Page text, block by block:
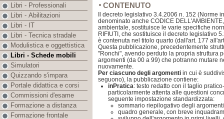
CONTENUTO
Il decreto legislativo 3.4.2006 n. 152 (Norme
denominato anche CODICE
ambientale, sostituisce le varie specifiche
RIFIUTI, che sostituisce il decreto legislativo
è contenuta nel titolo quarto (dall'art. 177
Questa pubblicazione, precedentemente
"Ronchi", avendo perduto la propria struttura
argomenti (da 00 a 99) che potranno mutare
nuovamente.
Per ciascuno degli argomenti in cui è
seguono), la pubblicazione contiene:
inPratica: testo redatto con il taglio
particolarmente attenta alle questioni
seguente impostazione standardizzata:
sommario riepilogativo degli
quadro generale, con breve
Libri - Professionali
Libri - Abilitazioni
Libri - IT
Libri - Tecnica stradale
Modulistica e oggettistica
Libri - Schede mobili
Simulatori
Quizzando s'impara
Portale didattica e corsi
Commissioni d'esame
Formazione a distanza
Formazione frontale